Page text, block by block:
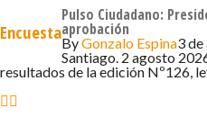
José Antonio Kast llega a
primera vuelta, seguido por
(-1pto) y Evelyn Matthei
Parisi con 11%, Johannes
Encuesta
Pulso Ciudadano:
aprobación
ByGonzalo Espina3
Santiago. 2 agosto
resultados de la edición Nº126,